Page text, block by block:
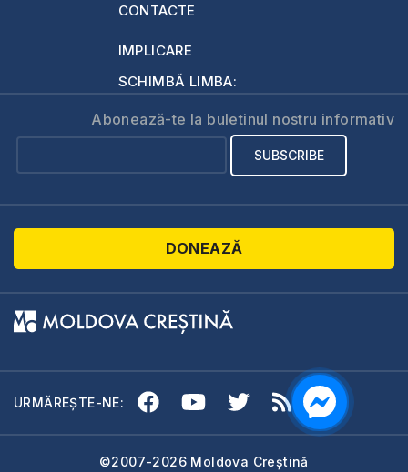
CONTACTE
IMPLICARE
SCHIMBĂ LIMBA:
Abonează-te la buletinul nostru informativ
DONEAZĂ
URMĂREȘTE-NE:
©2007-2026 Moldova Creștină